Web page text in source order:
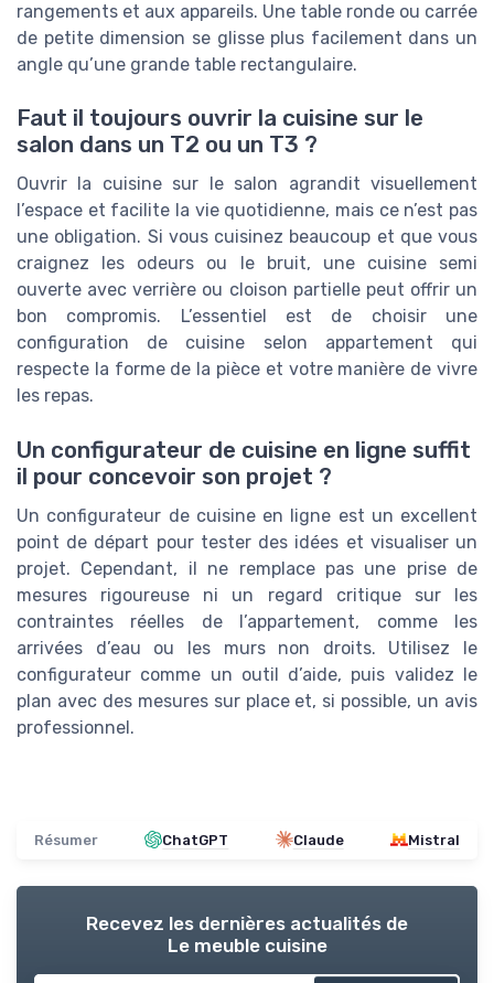
rangements et aux appareils. Une table ronde ou carrée
de petite dimension se glisse plus facilement dans un
angle qu’une grande table rectangulaire.
Faut il toujours ouvrir la cuisine sur le
salon dans un T2 ou un T3 ?
Ouvrir la cuisine sur le salon agrandit visuellement
l’espace et facilite la vie quotidienne, mais ce n’est pas
une obligation. Si vous cuisinez beaucoup et que vous
craignez les odeurs ou le bruit, une cuisine semi
ouverte avec verrière ou cloison partielle peut offrir un
bon compromis. L’essentiel est de choisir une
configuration de cuisine selon appartement qui
respecte la forme de la pièce et votre manière de vivre
les repas.
Un configurateur de cuisine en ligne suffit
il pour concevoir son projet ?
Un configurateur de cuisine en ligne est un excellent
point de départ pour tester des idées et visualiser un
projet. Cependant, il ne remplace pas une prise de
mesures rigoureuse ni un regard critique sur les
contraintes réelles de l’appartement, comme les
arrivées d’eau ou les murs non droits. Utilisez le
configurateur comme un outil d’aide, puis validez le
plan avec des mesures sur place et, si possible, un avis
professionnel.
Résumer ChatGPT Claude Mistral
Recevez les dernières actualités de
Le meuble cuisine